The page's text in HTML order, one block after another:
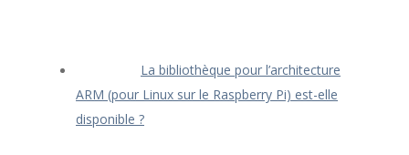
La bibliothèque pour l’architecture
ARM (pour Linux sur le Raspberry Pi) est-elle
disponible ?